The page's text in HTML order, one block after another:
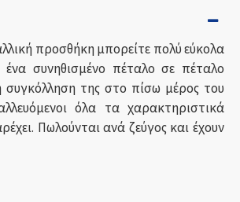
προσθήκη μπορείτε πολύ εύκολα
συνηθισμένο πέταλο σε πέταλο
της στο πίσω μέρος του
όλα τα χαρακτηριστικά
Πωλούνται ανά ζεύγος και έχουν